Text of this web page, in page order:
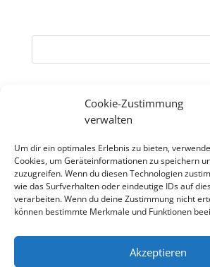
Cookie-Zustimmung
verwalten
Um dir ein optimales Erlebnis zu bieten,
Cookies, um Geräteinformationen zu speichern
zuzugreifen. Wenn du diesen Technologien
wie das Surfverhalten oder eindeutige IDs auf
verarbeiten. Wenn du deine Zustimmung nicht
können bestimmte Merkmale und Funktionen
Akzeptieren
Kategorien
Keine Kategorien